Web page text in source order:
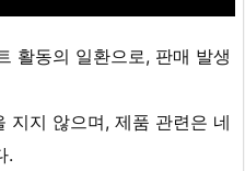
활동의 일환으로, 판매 발생
지지 않으며, 제품 관련은 네
.